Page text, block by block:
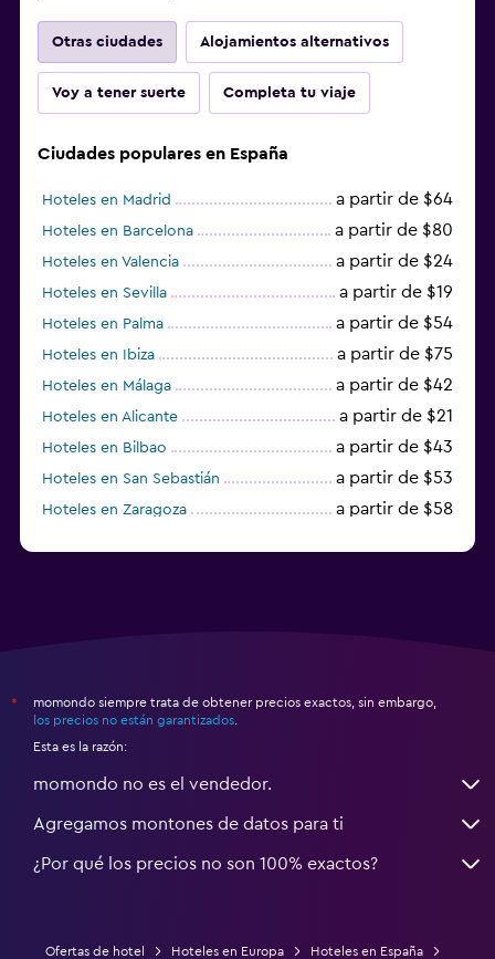
Otras ciudades Alojamientos alternativos
Voy a tener suerte Completa tu viaje
Ciudades populares en España
Hoteles en Madrid a partir de $64
Hoteles en Barcelona a partir de $80
Hoteles en Valencia a partir de $24
Hoteles en Sevilla a partir de $19
Hoteles en Palma a partir de $54
Hoteles en Ibiza a partir de $75
Hoteles en Málaga a partir de $42
Hoteles en Alicante a partir de $21
Hoteles en Bilbao a partir de $43
Hoteles en San Sebastián a partir de $53
Hoteles en Zaragoza a partir de $58
*
momondo siempre trata de obtener precios exactos, sin embargo,
los precios no están garantizados
Esta es la razón:
momondo no es el vendedor.
Agregamos montones de datos para ti
¿Por qué los precios no son 100% exactos?
Ofertas de hotel Hoteles en Europa
Hoteles en España